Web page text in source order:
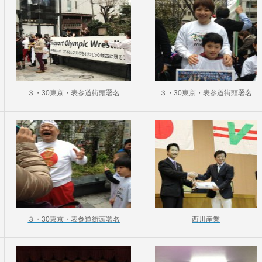
３・30東京・表参道街頭署名 ３・30東京・表参道街頭署名
３・30東京・表参道街頭署名 西川産業